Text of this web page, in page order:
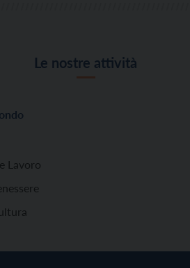
Le nostre attività
Lavoro